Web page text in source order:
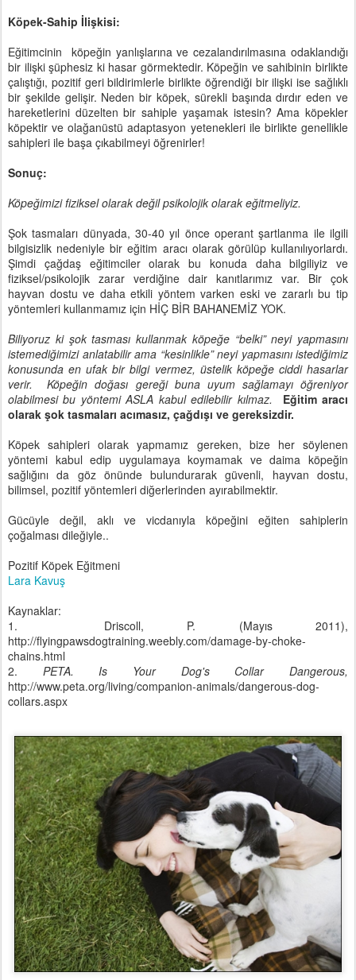
Köpek-Sahip İlişkisi:
Eğitimcinin
köpeğin yanlışlarına ve cezalandırılmasına odaklandığı
bir ilişki şüphesiz ki hasar görmektedir. Köpeğin ve sahibinin birlikte
çalıştığı, pozitif geri bildirimlerle birlikte öğrendiği bir ilişki ise sağlıklı
bir şekilde gelişir. Neden bir köpek, sürekli başında dırdır eden ve
hareketlerini düzelten bir sahiple yaşamak istesin? Ama köpekler
köpektir ve olağanüstü adaptasyon yetenekleri ile birlikte genellikle
sahipleri ile başa çıkabilmeyi öğrenirler!
Sonuç:
Köpeğimizi fiziksel olarak değil psikolojik olarak eğitmeliyiz.
Şok tasmaları dünyada, 30-40 yıl önce operant şartlanma ile ilgili
bilgisizlik nedeniyle bir eğitim aracı olarak görülüp kullanılıyorlardı.
Şimdi çağdaş eğitimciler olarak bu konuda daha bilgiliyiz ve
fiziksel/psikolojik zarar verdiğine dair kanıtlarımız var. Bir çok
hayvan dostu ve daha etkili yöntem varken eski ve zararlı bu tip
yöntemleri kullanmamız için HİÇ BİR BAHANEMİZ YOK.
Biliyoruz ki şok tasması kullanmak köpeğe “belki” neyi yapmasını
istemediğimizi anlatabilir ama “kesinlikle” neyi yapmasını istediğimiz
konusunda en ufak bir bilgi vermez, üstelik köpeğe ciddi hasarlar
verir.
Köpeğin doğası gereği buna uyum sağlamayı öğreniyor
olabilmesi bu yöntemi ASLA kabul edilebilir kılmaz.
Eğitim aracı
olarak şok tasmaları acımasız, çağdışı ve gereksizdir.
Köpek sahipleri olarak yapmamız gereken, bize her söylenen
yöntemi kabul edip uygulamaya koymamak ve daima köpeğin
sağlığını da göz önünde bulundurarak güvenli, hayvan dostu,
bilimsel, pozitif yöntemleri diğerlerinden ayırabilmektir.
Gücüyle değil, aklı ve vicdanıyla köpeğini eğiten sahiplerin
çoğalması dileğiyle..
Pozitif Köpek Eğitmeni
Lara Kavuş
Kaynaklar:
1. Driscoll, P. (Mayıs 2011),
http://flyingpawsdogtraining.weebly.com/damage-by-choke-
chains.html
2. PETA. Is Your Dog's Collar Dangerous,
http://www.peta.org/living/companion-animals/dangerous-dog-
collars.aspx